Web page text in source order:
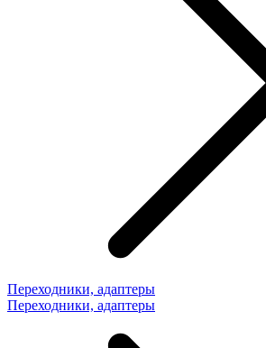
Переходники, адаптеры
Переходники, адаптеры